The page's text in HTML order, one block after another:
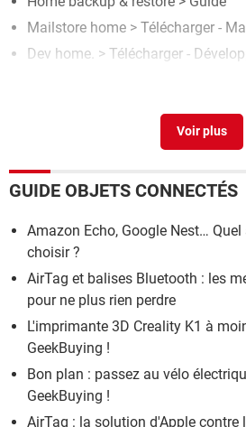
Mailstore home > Télécharger -
Dev home. > Télécharger -
GUIDE OBJETS CONNECTÉS
Amazon Echo, Google Nest…
choisir ?
AirTag et balises Bluetooth : les
pour ne plus rien perdre
L'imprimante 3D Creality K1 à
GeekBuying !
Bon plan : passez au vélo
GeekBuying !
AirTag : la solution d'Apple contre